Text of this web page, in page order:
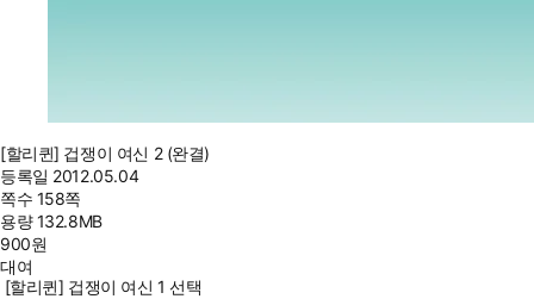
[할리퀸] 겁쟁이 여신 2 (완결)
등록일 2012.05.04
쪽수 158쪽
용량132.8MB
900원
대여
[할리퀸] 겁쟁이 여신 1 선택